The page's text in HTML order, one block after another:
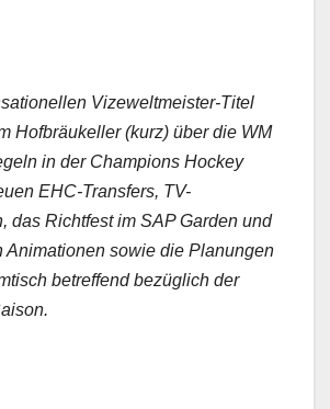
Vizeweltmeister-Titel
Hofbräukeller (kurz) über die WM
in der Champions Hockey
EHC-Transfers, TV-
das Richtfest im SAP Garden und
Animationen sowie die Planungen
betreffend bezüglich der